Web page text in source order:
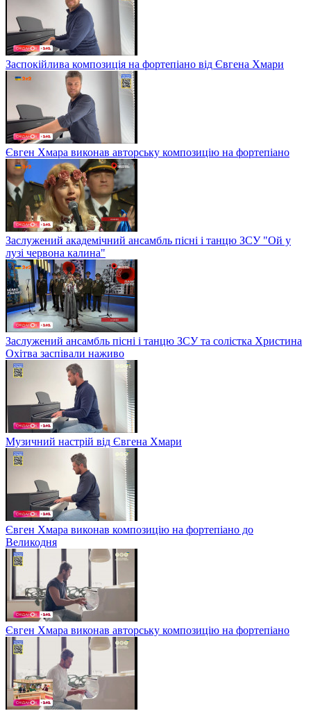
Заспокійлива композиція на фортепіано від Євгена Хмари
Євген Хмара виконав авторську композицію на фортепіано
Заслужений академічний ансамбль пісні і танцю ЗСУ "Ой у
лузі червона калина"
Заслужений ансамбль пісні і танцю ЗСУ та солістка Христина
Охітва заспівали наживо
Музичний настрій від Євгена Хмари
Євген Хмара виконав композицію на фортепіано до
Великодня
Євген Хмара виконав авторську композицію на фортепіано